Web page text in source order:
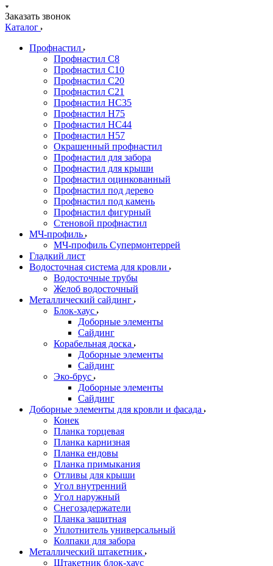
Заказать звонок
Каталог
Профнастил
Профнастил С8
Профнастил С10
Профнастил С20
Профнастил С21
Профнастил НС35
Профнастил Н75
Профнастил HC44
Профнастил Н57
Окрашенный профнастил
Профнастил для забора
Профнастил для крыши
Профнастил оцинкованный
Профнастил под дерево
Профнастил под камень
Профнастил фигурный
Стеновой профнастил
МЧ-профиль
МЧ-профиль Супермонтеррей
Гладкий лист
Водосточная система для кровли
Водосточные трубы
Желоб водосточный
Металлический сайдинг
Блок-хаус
Доборные элементы
Сайдинг
Корабельная доска
Доборные элементы
Сайдинг
Эко-брус
Доборные элементы
Сайдинг
Доборные элементы для кровли и фасада
Конек
Планка торцевая
Планка карнизная
Планка ендовы
Планка примыкания
Отливы для крыши
Угол внутренний
Угол наружный
Снегозадержатели
Планка защитная
Уплотнитель универсальный
Колпаки для забора
Металлический штакетник
Штакетник блок-хаус